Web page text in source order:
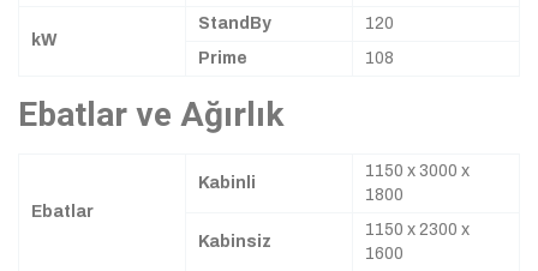
kW
StandBy
120
Prime
108
Ebatlar ve Ağırlık
Ebatlar
Kabinli
1150 x 3000 x
1800
Kabinsiz
1150 x 2300 x
1600